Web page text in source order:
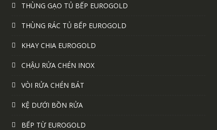
THÙNG GẠO TỦ BẾP EUROGOLD
THÙNG RÁC TỦ BẾP EUROGOLD
KHAY CHIA EUROGOLD
CHẬU RỬA CHÉN INOX
VÒI RỬA CHÉN BÁT
KỆ DƯỚI BỒN RỬA
BẾP TỪ EUROGOLD